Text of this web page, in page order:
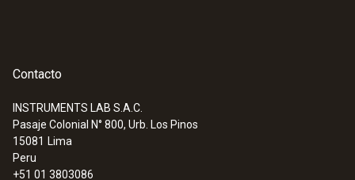
Contacto
INSTRUMENTS LAB S.A.C.
Pasaje Colonial N° 800, Urb. Los Pinos
15081 Lima
Peru
+51 01 3803086